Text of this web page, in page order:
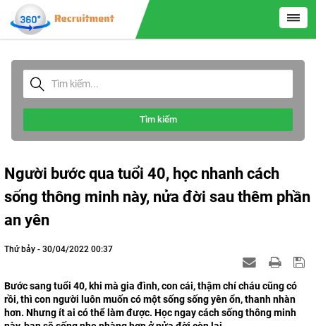
Tìm kiếm
Người bước qua tuổi 40, học nhanh cách
sống thông minh này, nửa đời sau thêm phần
an yên
Thứ bảy - 30/04/2022 00:37
Bước sang tuổi 40, khi mà gia đình, con cái, thậm chí cháu cũng có
rồi, thì con người luôn muốn có một sống sống yên ổn, thanh nhàn
hơn. Nhưng ít ai có thể làm được. Học ngay cách sống thông minh